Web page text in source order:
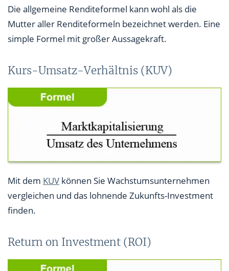
Die allgemeine Renditeformel kann wohl als die
Mutter aller Renditeformeln bezeichnet werden. Eine
simple Formel mit großer Aussagekraft.
Kurs-Umsatz-Verhältnis (KUV)
Mit dem KUV können Sie Wachstumsunternehmen
vergleichen und das lohnende Zukunfts-Investment
finden.
Return on Investment (ROI)